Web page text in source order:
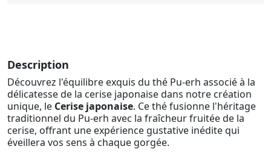
Description
Découvrez l'équilibre exquis du thé Pu-erh associé à la
délicatesse de la cerise japonaise dans notre création
unique, le Cerise japonaise. Ce thé fusionne l'héritage
traditionnel du Pu-erh avec la fraîcheur fruitée de la
cerise, offrant une expérience gustative inédite qui
éveillera vos sens à chaque gorgée.